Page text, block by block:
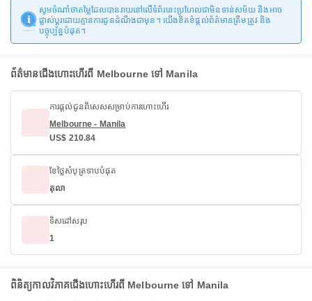
សូមចំណាំថាតម្លៃដែលបានរាយនៅលើទំព័រនេះប្រហែលជាមិនទាន់សម័យ និងអាច
ផ្លាស់ប្តូរដោយគ្មានការជូនដំណឹងជាមុន។ យើងខិតខំផ្តល់ព័ត៌មានត្រឹមត្រូវ និង
បច្ចុប្បន្នបំផុត។
ព័ត៌មានជើងហោះហើរពី Melbourne ទៅ Manila
ការផ្តល់ជូនពិសេសសម្រាប់ការហោះហើរ
Melbourne - Manila
US$ 210.84
ខែថ្លៃសំបុត្រទាបបំផុត
តុលា
ទិសដៅសរុប
1
ពិនិត្យកាលវិភាគជើងហោះហើរពី Melbourne ទៅ Manila